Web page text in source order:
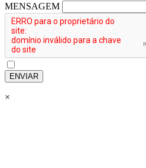
MENSAGEM
ENVIAR
×